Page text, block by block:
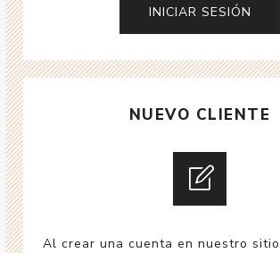
NUEVO CLIENTE
Al crear una cuenta en nuestro